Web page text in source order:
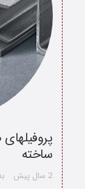
ساخته
2 سال پیش